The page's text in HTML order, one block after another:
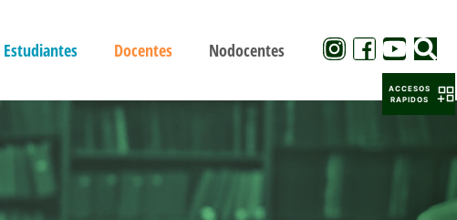
Estudiantes Docentes Nodocentes
ACCESOS
RAPIDOS